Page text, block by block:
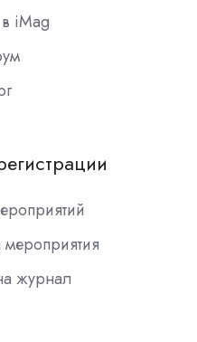
iMag
мероприятия
журнал